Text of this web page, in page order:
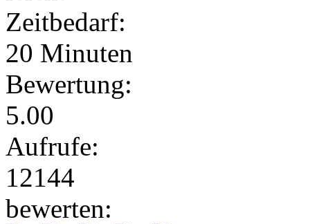
Zeitbedarf:
20 Minuten
Bewertung:
5.00
Aufrufe:
12144
bewerten: